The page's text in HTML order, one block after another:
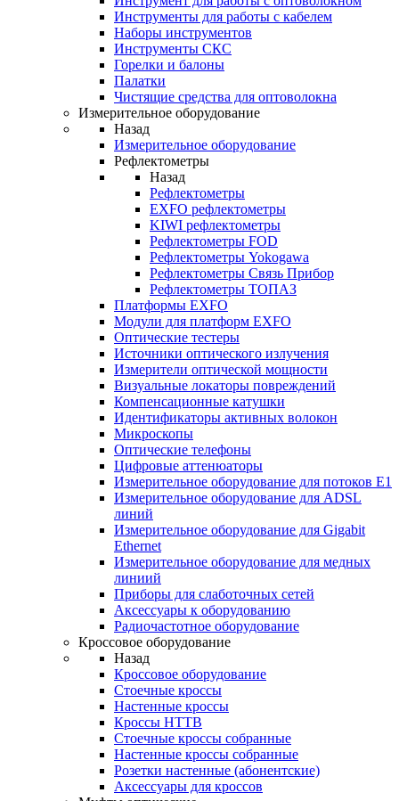
Инструменты для работы с кабелем
Наборы инструментов
Инструменты СКС
Горелки и балоны
Палатки
Чистящие средства для оптоволокна
Измерительное оборудование
Назад
Измерительное оборудование
Рефлектометры
Назад
Рефлектометры
EXFO рефлектометры
KIWI рефлектометры
Рефлектометры FOD
Рефлектометры Yokogawa
Рефлектометры Связь Прибор
Рефлектометры ТОПАЗ
Платформы EXFO
Модули для платформ EXFO
Оптические тестеры
Источники оптического излучения
Измерители оптической мощности
Визуальные локаторы повреждений
Компенсационные катушки
Идентификаторы активных волокон
Микроскопы
Оптические телефоны
Цифровые аттенюаторы
Измерительное оборудование для потоков Е1
Измерительное оборудование для ADSL
линий
Измерительное оборудование для Gigabit
Ethernet
Измерительное оборудование для медных
линиий
Приборы для слаботочных сетей
Аксессуары к оборудованию
Радиочастотное оборудование
Кроссовое оборудование
Назад
Кроссовое оборудование
Стоечные кроссы
Настенные кроссы
Кроссы HTTB
Стоечные кроссы собранные
Настенные кроссы собранные
Розетки настенные (абонентские)
Аксессуары для кроссов